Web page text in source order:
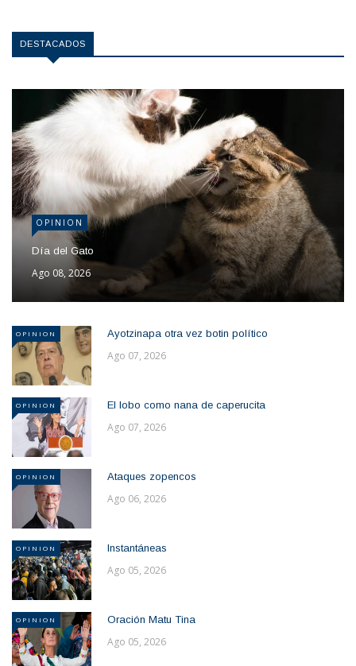
DESTACADOS
OPINION
Día del Gato
Ago 08, 2026
OPINION Ayotzinapa otra vez botin político
Ago 07, 2026
OPINION El lobo como nana de caperucita
Ago 07, 2026
OPINION Ataques zopencos
Ago 06, 2026
OPINION Instantáneas
Ago 05, 2026
OPINION Oración Matu Tina
Ago 05, 2026